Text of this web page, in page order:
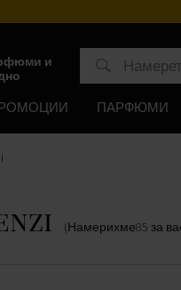
и
ПАРФЮМИ
(Намерихме85 за